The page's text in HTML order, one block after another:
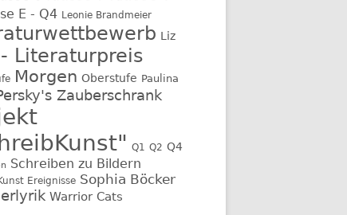
E - Q4 Leonie Brandmeier
Liz
- Literaturpreis
Morgen Oberstufe Paulina
Zauberschrank
Q1 Q2 Q4
Schreiben zu Bildern
Ereignisse Sophia Böcker
Warrior Cats